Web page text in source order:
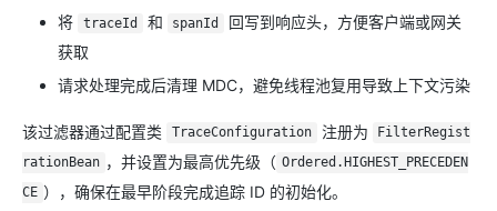
将
traceId 和 spanId
回写到响应头，方便客户端或网关
获取
请求处理完成后清理 MDC，避免线程池复用导致上下文污染
该过滤器通过配置类 TraceConfiguration 注册为
FilterRegist
rationBean ，并设置为最高优先级（ Ordered.HIGHEST_PRECEDEN
CE ），确保在最早阶段完成追踪 ID 的初始化。